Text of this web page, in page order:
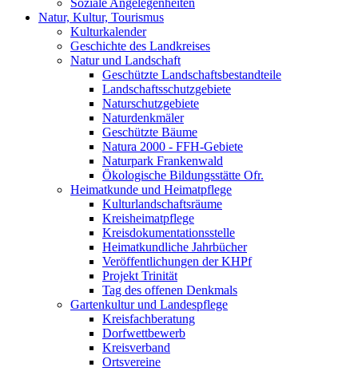
Soziale Angelegenheiten
Natur, Kultur, Tourismus
Kulturkalender
Geschichte des Landkreises
Natur und Landschaft
Geschützte Landschaftsbestandteile
Landschaftsschutzgebiete
Naturschutzgebiete
Naturdenkmäler
Geschützte Bäume
Natura 2000 - FFH-Gebiete
Naturpark Frankenwald
Ökologische Bildungsstätte Ofr.
Heimatkunde und Heimatpflege
Kulturlandschaftsräume
Kreisheimatpflege
Kreisdokumentationsstelle
Heimatkundliche Jahrbücher
Veröffentlichungen der KHPf
Projekt Trinität
Tag des offenen Denkmals
Gartenkultur und Landespflege
Kreisfachberatung
Dorfwettbewerb
Kreisverband
Ortsvereine